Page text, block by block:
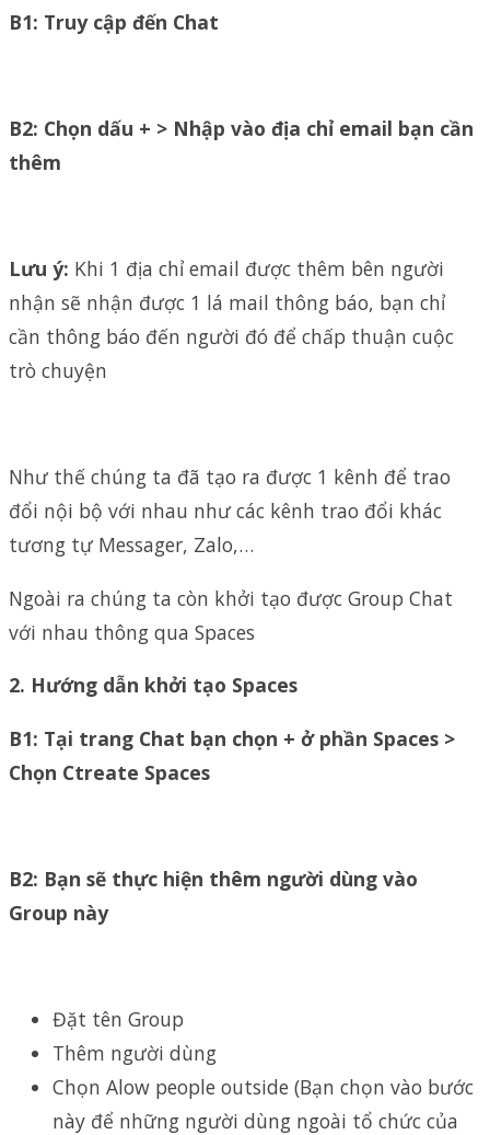
B1: Truy cập đến Chat
B2: Chọn dấu + > Nhập vào địa chỉ email bạn cần
thêm
Lưu ý: Khi 1 địa chỉ email được thêm bên người
nhận sẽ nhận được 1 lá mail thông báo, bạn chỉ
cần thông báo đến người đó để chấp thuận cuộc
trò chuyện
Như thế chúng ta đã tạo ra được 1 kênh để trao
đổi nội bộ với nhau như các kênh trao đổi khác
tương tự Messager, Zalo,…
Ngoài ra chúng ta còn khởi tạo được Group Chat
với nhau thông qua Spaces
2. Hướng dẫn khởi tạo Spaces
B1: Tại trang Chat bạn chọn + ở phần Spaces >
Chọn Ctreate Spaces
B2: Bạn sẽ thực hiện thêm người dùng vào
Group này
Đặt tên Group
Thêm người dùng
Chọn Alow people outside (Bạn chọn vào bước
này để những người dùng ngoài tổ chức của